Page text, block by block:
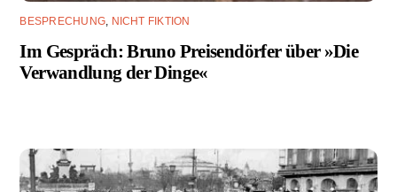
BESPRECHUNG, NICHT FIKTION
Im Gespräch: Bruno Preisendörfer über »Die
Verwandlung der Dinge«